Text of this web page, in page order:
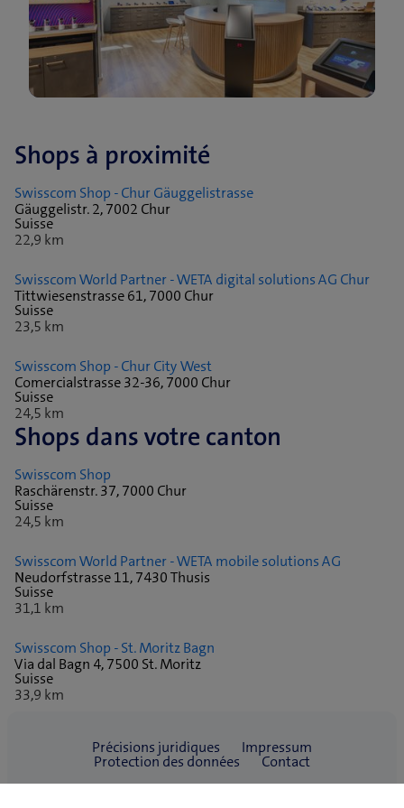
Shops à proximité
Swisscom Shop - Chur Gäuggelistrasse
Gäuggelistr. 2, 7002 Chur
Suisse
22,9 km
Swisscom World Partner - WETA digital solutions AG Chur
Tittwiesenstrasse 61, 7000 Chur
Suisse
23,5 km
Swisscom Shop - Chur City West
Comercialstrasse 32-36, 7000 Chur
Suisse
24,5 km
Shops dans votre canton
Swisscom Shop
Raschärenstr. 37, 7000 Chur
Suisse
24,5 km
Swisscom World Partner - WETA mobile solutions AG
Neudorfstrasse 11, 7430 Thusis
Suisse
31,1 km
Swisscom Shop - St. Moritz Bagn
Via dal Bagn 4, 7500 St. Moritz
Suisse
33,9 km